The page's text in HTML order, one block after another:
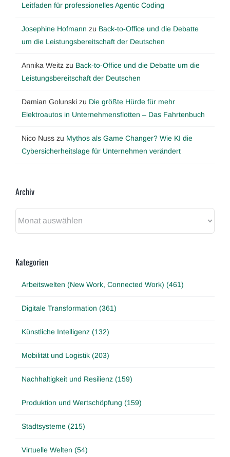
Leitfaden für professionelles Agentic Coding
Josephine Hofmann zu Back-to-Office und die Debatte
um die Leistungsbereitschaft der Deutschen
Annika Weitz zu Back-to-Office und die Debatte um die
Leistungsbereitschaft der Deutschen
Damian Golunski zu Die größte Hürde für mehr
Elektroautos in Unternehmensflotten – Das Fahrtenbuch
Nico Nuss zu Mythos als Game Changer? Wie KI die
Cybersicherheitslage für Unternehmen verändert
Archiv
Kategorien
Arbeitswelten (New Work, Connected Work) (461)
Digitale Transformation (361)
Künstliche Intelligenz (132)
Mobilität und Logistik (203)
Nachhaltigkeit und Resilienz (159)
Produktion und Wertschöpfung (159)
Stadtsysteme (215)
Virtuelle Welten (54)